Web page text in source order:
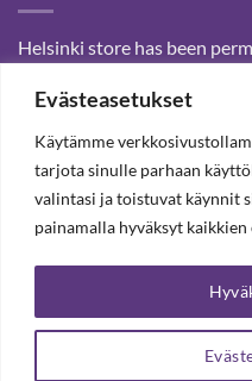
Evästeasetukset
Käytämme
tarjota sinulle parhaan
valintasi ja toistuvat käynnit
painamalla hyväksyt
Helsinki store has been
customers for passed
shop and webstore.
SUBSCRIBE OUR
DISCOUNT.
SUBSCRIBE OUR